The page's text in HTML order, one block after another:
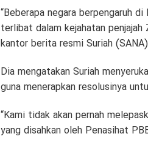
“Beberapa negara berpengaruh
terlibat dalam kejahatan penjajah
kantor berita resmi Suriah
Dia mengatakan Suriah
guna menerapkan resolusinya
“Kami tidak akan pernah
yang disahkan oleh Penasihat